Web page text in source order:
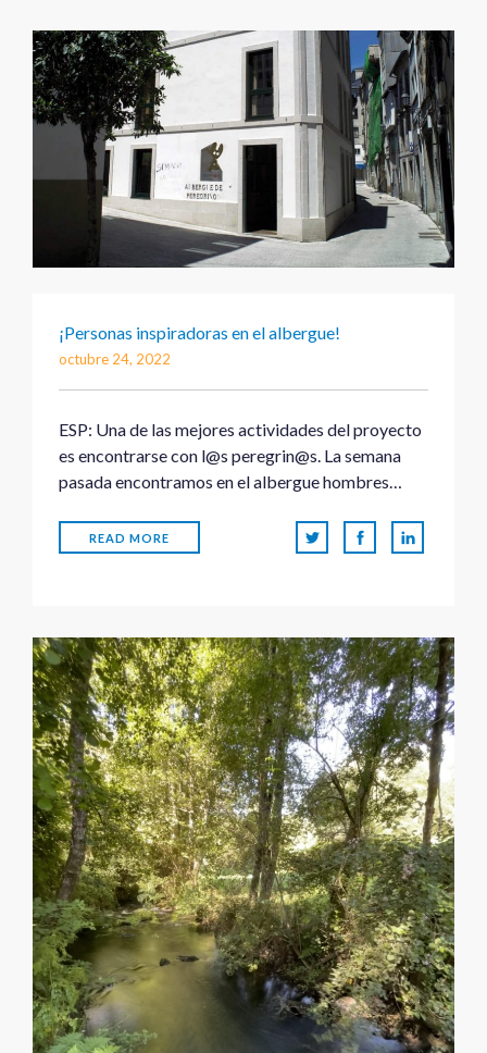
¡Personas inspiradoras en el albergue!
octubre 24, 2022
ESP: Una de las mejores actividades del proyecto
es encontrarse con l@s peregrin@s. La semana
pasada encontramos en el albergue hombres…
READ MORE